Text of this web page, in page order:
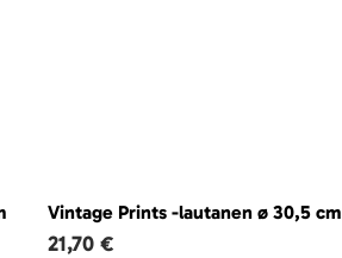
Vintage Prints -lautanen ø 30,5 cm
21,70 €